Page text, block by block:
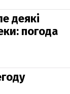
деякі
погода